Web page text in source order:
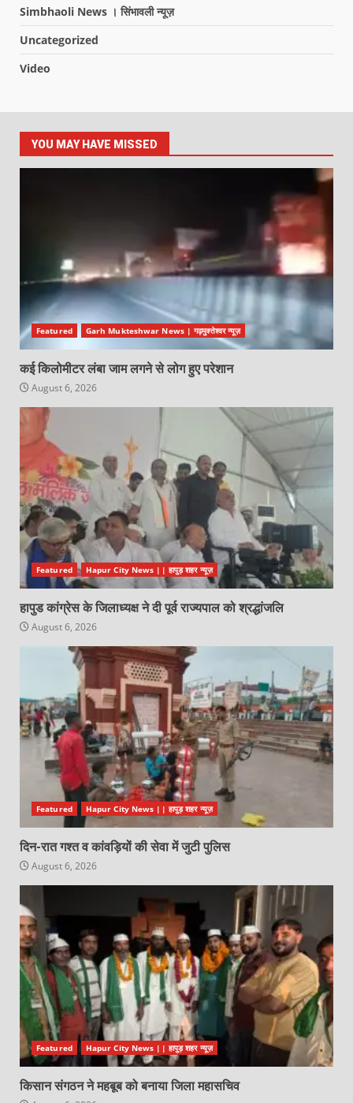
Simbhaoli News । सिंभावली न्यूज़
Uncategorized
Video
YOU MAY HAVE MISSED
Featured Garh Mukteshwar News | गढ़मुक्तेश्वर न्यूज़
कई किलोमीटर लंबा जाम लगने से लोग हुए परेशान
August 6, 2026
Featured Hapur City News || हापुड़ शहर न्यूज़
हापुड कांग्रेस के जिलाध्यक्ष ने दी पूर्व राज्यपाल को श्रद्धांजलि
August 6, 2026
Featured Hapur City News || हापुड़ शहर न्यूज़
दिन-रात गश्त व कांवड़ियों की सेवा में जुटी पुलिस
August 6, 2026
Featured Hapur City News || हापुड़ शहर न्यूज़
किसान संगठन ने महबूब को बनाया जिला महासचिव